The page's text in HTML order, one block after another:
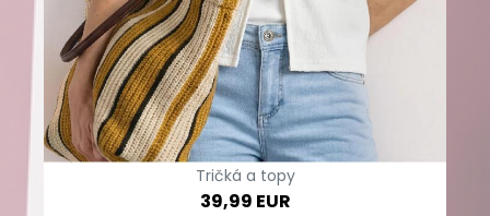
Tričká a topy
39,99 EUR